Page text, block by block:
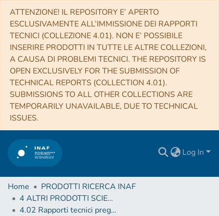
ATTENZIONE! IL REPOSITORY E’ APERTO
ESCLUSIVAMENTE ALL’IMMISSIONE DEI RAPPORTI
TECNICI (COLLEZIONE 4.01). NON E’ POSSIBILE
INSERIRE PRODOTTI IN TUTTE LE ALTRE COLLEZIONI,
A CAUSA DI PROBLEMI TECNICI. THE REPOSITORY IS
OPEN EXCLUSIVELY FOR THE SUBMISSION OF
TECHNICAL REPORTS (COLLECTION 4.01).
SUBMISSIONS TO ALL OTHER COLLECTIONS ARE
TEMPORARILY UNAVAILABLE, DUE TO TECHNICAL
ISSUES.
Log In
Home
PRODOTTI RICERCA INAF
4 ALTRI PRODOTTI SCIENTIFICI (Other scientific products)
4.02 Rapporti tecnici pregressi